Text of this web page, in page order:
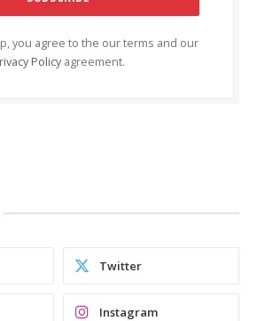
you agree to the our terms and our
Policy agreement.
Twitter
Instagram